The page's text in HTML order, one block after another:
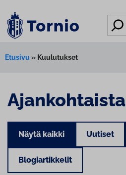
Hae
Etusivu » Kuulutukset
Ajankohtaista
Näytä kaikki Uutiset
Blogiartikkelit